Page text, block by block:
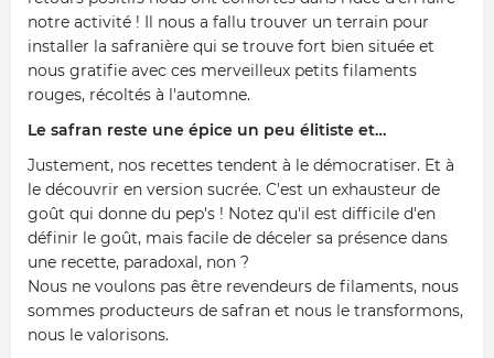
notre activité ! Il nous a fallu trouver un terrain pour
installer la safranière qui se trouve fort bien située et
nous gratifie avec ces merveilleux petits filaments
rouges, récoltés à l'automne.
Le safran reste une épice un peu élitiste et…
Justement, nos recettes tendent à le démocratiser. Et à
le découvrir en version sucrée. C'est un exhausteur de
goût qui donne du pep's ! Notez qu'il est difficile d'en
définir le goût, mais facile de déceler sa présence dans
une recette, paradoxal, non ?
Nous ne voulons pas être revendeurs de filaments, nous
sommes producteurs de safran et nous le transformons,
nous le valorisons.